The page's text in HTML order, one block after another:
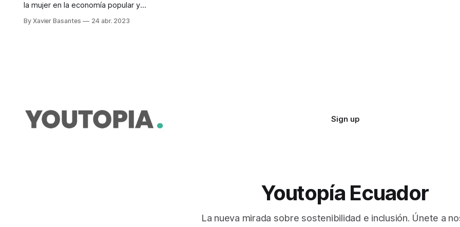
la mujer en la economía popular y
incidencia. En ese sentido, la
By Xavier Basantes 24 abr. 2023
Sign up
Youtopía Ecuador
La nueva mirada sobre sostenibilidad e inclusión. Únete a